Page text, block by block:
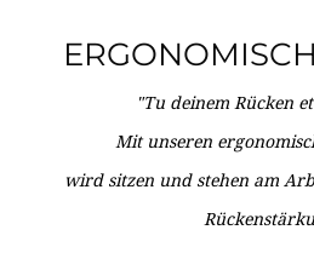
"Tu deinem Rücken
Mit unseren
wird sitzen und stehen am